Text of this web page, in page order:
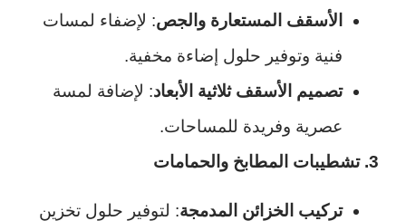
الأسقف المستعارة والجص: لإضفاء لمسات
فنية وتوفير حلول إضاءة مخفية.
تصميم الأسقف ثلاثية الأبعاد: لإضافة لمسة
عصرية وفريدة للمساحات.
3. تشطيبات المطابخ والحمامات
تركيب الخزائن المدمجة: لتوفير حلول تخزين